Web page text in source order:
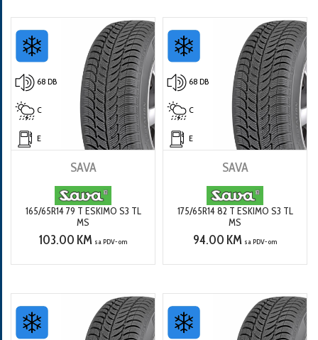
68 DB
C
E
SAVA
165/65R14 79 T ESKIMO S3 TL
MS
103.00 KM sa PDV-om
68 DB
C
E
SAVA
175/65R14 82 T ESKIMO S3 TL
MS
94.00 KM sa PDV-om